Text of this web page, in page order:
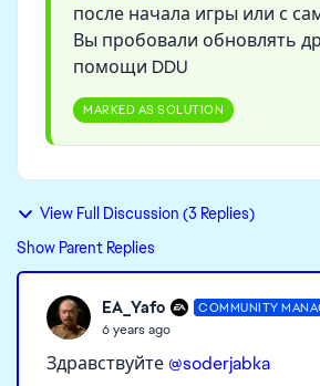
после начала игры или с
Вы пробовали обновлять
помощи DDU
MARKED AS SOLUTION
View Full Discussion (3 Replies)
Show Parent Replies
EA_Yafo COMMUNITY
6 years ago
Здравствуйте @soderjabka